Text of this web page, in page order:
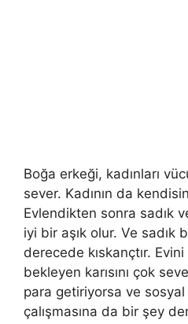
Boğa erkeği, kadınları
sever. Kadının da
Evlendikten sonra sadık
iyi bir aşık olur. Ve sadık
derecede kıs­kançtır.
bekleyen karısını çok
para getiriyorsa ve sosyal
çalışmasına da bir şey